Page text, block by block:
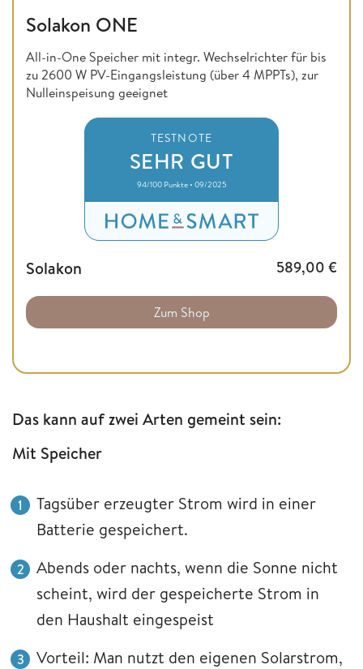
Solakon ONE
All-in-One Speicher mit integr. Wechselrichter für bis
zu 2600 W PV-Eingangsleistung (über 4 MPPTs), zur
Nulleinspeisung geeignet
TESTNOTE
SEHR GUT
94/100 Punkte • 09/2025
Solakon 589,00 €
Zum Shop
Das kann auf zwei Arten gemeint sein:
Mit Speicher
Tagsüber erzeugter Strom wird in einer
Batterie gespeichert.
Abends oder nachts, wenn die Sonne nicht
scheint, wird der gespeicherte Strom in
den Haushalt eingespeist
Vorteil: Man nutzt den eigenen Solarstrom,